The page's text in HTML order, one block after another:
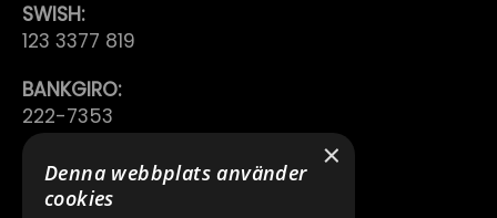
SWISH:
123 3377 819
BANKGIRO:
222-7353
TELEFON:
0640 200 50
×
Denna webbplats använder
cookies